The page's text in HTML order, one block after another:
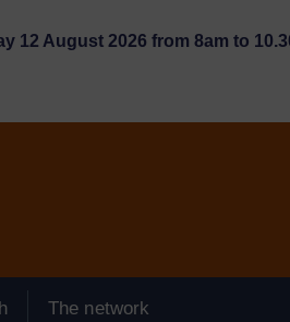
12 August 2026 from 8am to
The network